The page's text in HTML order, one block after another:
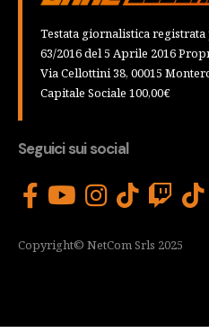
Testata giornalistica
63/2016 del 5 Aprile 2016
Via Cellottini 38, 00015
Capitale Sociale 100,00€
Seguici sui social
Copyright© NetCom Srls 2025